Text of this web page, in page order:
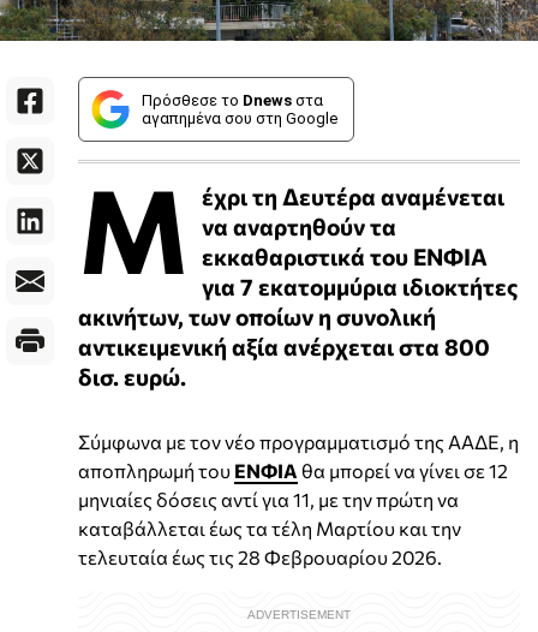
Πρόσθεσε το Dnews στα
αγαπημένα σου στη Google
Μ
έχρι τη Δευτέρα αναμένεται
να αναρτηθούν τα
εκκαθαριστικά του ΕΝΦΙΑ
για 7 εκατομμύρια ιδιοκτήτες
ακινήτων, των οποίων η συνολική
αντικειμενική αξία ανέρχεται στα 800
δισ. ευρώ.
Σύμφωνα με τον νέο προγραμματισμό της ΑΑΔΕ, η
αποπληρωμή του ΕΝΦΙΑ θα μπορεί να γίνει σε 12
μηνιαίες δόσεις αντί για 11, με την πρώτη να
καταβάλλεται έως τα τέλη Μαρτίου και την
τελευταία έως τις 28 Φεβρουαρίου 2026.